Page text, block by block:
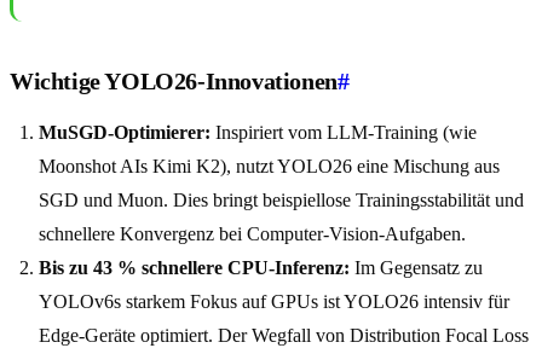
Wichtige YOLO26-Innovationen#
MuSGD-Optimierer: Inspiriert vom LLM-Training (wie
Moonshot AIs Kimi K2), nutzt YOLO26 eine Mischung aus
SGD und Muon. Dies bringt beispiellose Trainingsstabilität und
schnellere Konvergenz bei Computer-Vision-Aufgaben.
Bis zu 43 % schnellere CPU-Inferenz: Im Gegensatz zu
YOLOv6s starkem Fokus auf GPUs ist YOLO26 intensiv für
Edge-Geräte optimiert. Der Wegfall von Distribution Focal Loss